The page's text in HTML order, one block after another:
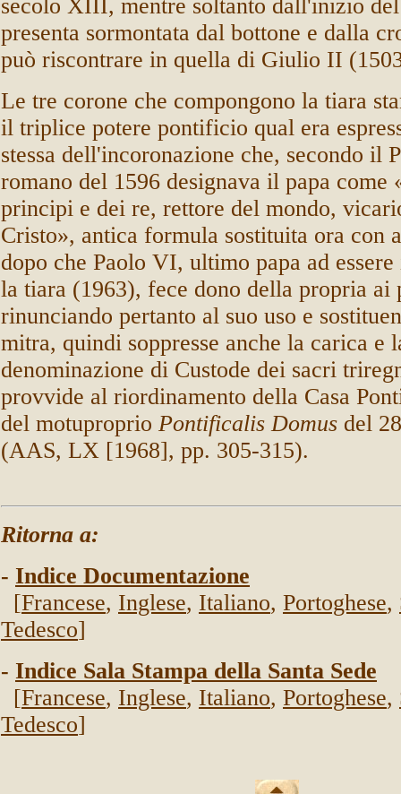
secolo XIII, mentre soltanto dall'inizio
presenta sormontata dal bottone e dalla
può riscontrare in quella di Giulio II
Le tre corone che compongono la tiara
il triplice potere pontificio qual era
stessa dell'incoronazione che, secondo il
romano del 1596 designava il papa come
principi e dei re, rettore del mondo,
Cristo», antica formula sostituita ora con
dopo che Paolo VI, ultimo papa ad
la tiara (1963), fece dono della propria ai
rinunciando pertanto al suo uso e
mitra, quindi soppresse anche la carica e
denominazione di Custode dei sacri
provvide al riordinamento della Casa
del motuproprio Pontificalis Domus del
(AAS, LX [1968], pp. 305-315).
Ritorna a:
- Indice Documentazione
[Francese, Inglese, Italiano, Portoghese,
Tedesco]
- Indice Sala Stampa della Santa Sede
[Francese, Inglese, Italiano, Portoghese,
Tedesco]